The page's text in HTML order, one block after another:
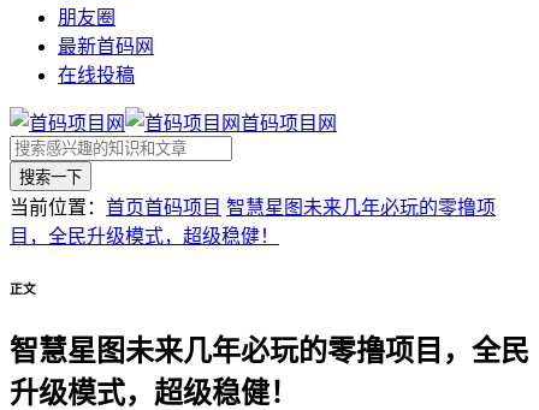
朋友圈
最新首码网
在线投稿
首码项目网
搜索一下
当前位置： 首页首码项目 智慧星图未来几年必玩的零撸项
目，全民升级模式，超级稳健！
正文
智慧星图未来几年必玩的零撸项目，全民
升级模式，超级稳健！